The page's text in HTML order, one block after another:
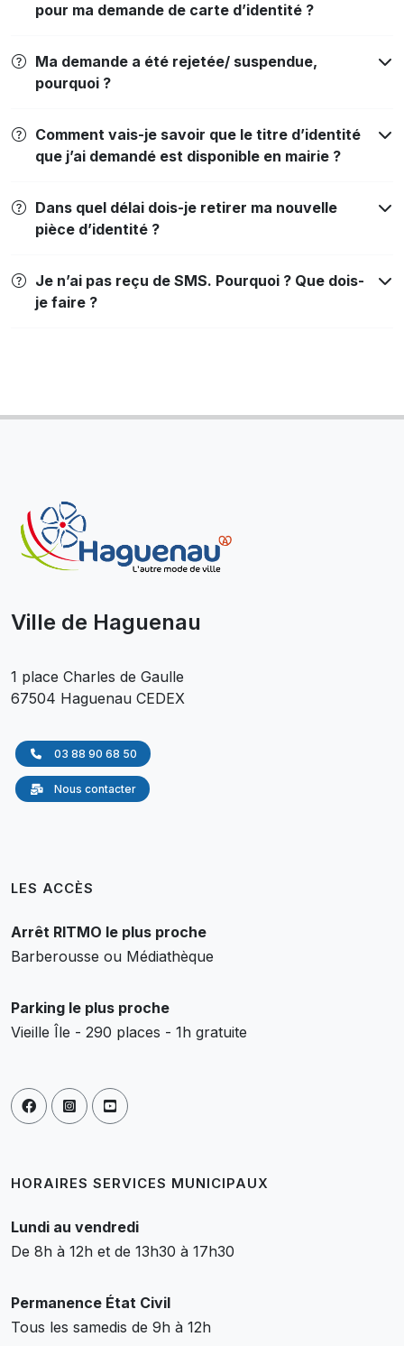
pour ma demande de carte d’identité ?
Ma demande a été rejetée/ suspendue,
pourquoi ?
Comment vais-je savoir que le titre d’identité
que j’ai demandé est disponible en mairie ?
Dans quel délai dois-je retirer ma nouvelle
pièce d’identité ?
Je n’ai pas reçu de SMS. Pourquoi ? Que dois-
je faire ?
Ville de Haguenau
1 place Charles de Gaulle
67504 Haguenau CEDEX
03 88 90 68 50
Nous contacter
LES ACCÈS
Arrêt RITMO le plus proche
Barberousse ou Médiathèque
Parking le plus proche
Vieille Île - 290 places - 1h gratuite
HORAIRES SERVICES MUNICIPAUX
Lundi au vendredi
De 8h à 12h et de 13h30 à 17h30
Permanence État Civil
Tous les samedis de 9h à 12h